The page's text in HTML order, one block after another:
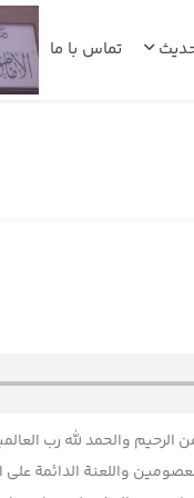
تماس با ما
الرحیم والحمد لله رب
واللعنة الدائمة